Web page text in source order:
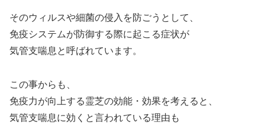
そのウィルスや細菌の侵入を防ごうとして、
免疫システムが防御する際に起こる症状が
気管支喘息と呼ばれています。
この事からも、
免疫力が向上する霊芝の効能・効果を考えると、
気管支喘息に効くと言われている理由も